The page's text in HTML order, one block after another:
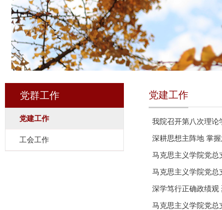
党群工作
党建工作
工会工作
党建工作
我院召开第八次理论学习中心组（扩大）学习
党...
深耕思想主阵地 掌
马克思主义学院党总
马克思主义学院党总
深学笃行正确政绩观 聚力赋能升大申博 ——马克思主义学院举办树立和践行正确政绩观学习教育读书班暨2026
年...
马克思主义学院党总